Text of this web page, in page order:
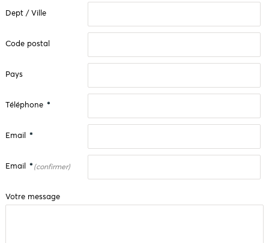
Dept / Ville
Code postal
Pays
Téléphone *
Email *
Email * (confirmer)
Votre message